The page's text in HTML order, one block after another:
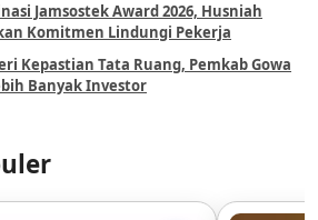
Jamsostek Award 2026, Husniah
Komitmen Lindungi Pekerja
Kepastian Tata Ruang, Pemkab Gowa
Banyak Investor